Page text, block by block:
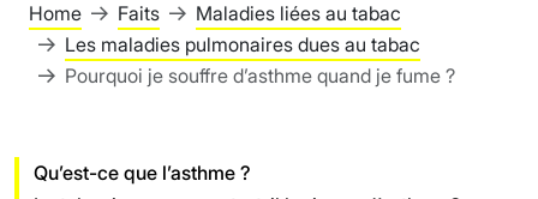
Home Faits
Maladies liées au tabac
Les maladies pulmonaires dues au tabac
Pourquoi je souffre d’asthme quand je fume ?
Qu’est-ce que l’asthme ?